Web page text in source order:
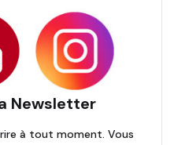
Newsletter
à tout moment. Vous